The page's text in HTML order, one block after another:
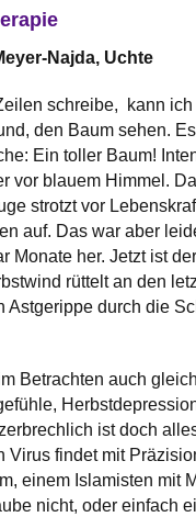
Najda, Uchte
schreibe, kann ich
den Baum sehen.
Ein toller Baum!
vor blauem Himmel.
strotzt vor
auf. Das war aber
Monate her. Jetzt ist
rüttelt an den
Astgerippe durch die
Betrachten auch
ist doch
Virus findet mit
einem Islamisten mit
nicht, oder einfach